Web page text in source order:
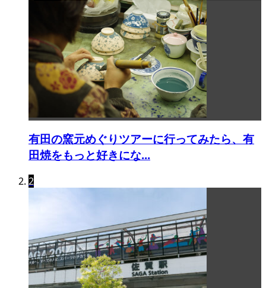
有田の窯元めぐりツアーに行ってみたら、有
田焼をもっと好きにな...
2